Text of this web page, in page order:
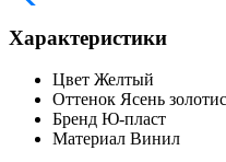
Характеристики
Цвет Желтый
Оттенок Ясень
Бренд Ю-пласт
Материал Винил